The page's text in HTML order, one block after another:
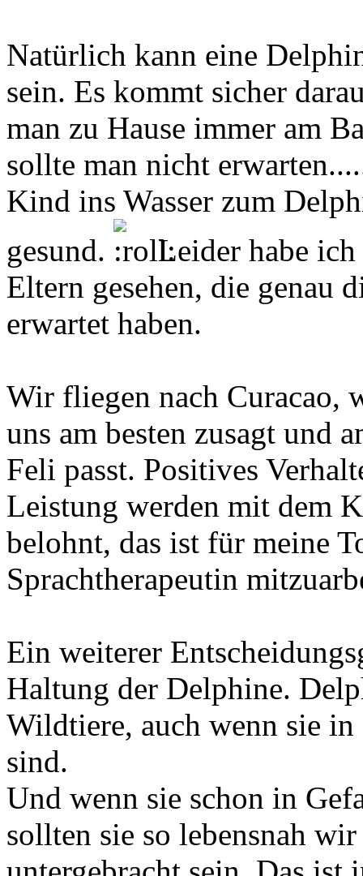
Natürlich kann eine
sein. Es kommt sicher
man zu Hause immer am
sollte man nicht
Kind ins Wasser zum
gesund.
Leider habe ich
Eltern gesehen, die genau
erwartet haben.
Wir fliegen nach Curacao,
uns am besten zusagt und
Feli passt. Positives
Leistung werden mit dem
belohnt, das ist für meine
Sprachtherapeutin
Ein weiterer
Haltung der Delphine.
Wildtiere, auch wenn sie
sind.
Und wenn sie schon in
sollten sie so lebensnah